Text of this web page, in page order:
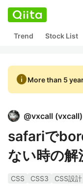
Trend Stock List
infoMore than 5
@vxcall (vxcall)
safariで
ない時の解
CSS CSS3
CSS設計